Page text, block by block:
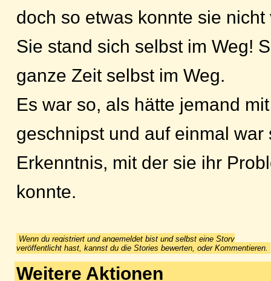
doch so etwas konnte sie
Sie stand sich selbst im Weg!
ganze Zeit selbst im Weg.
Es war so, als hätte jemand
geschnipst und auf einmal war
Erkenntnis, mit der sie ihr
konnte.
Wenn du registriert und angemeldet bist und selbst eine Story
veröffentlicht hast, kannst du die Stories bewerten, oder Kommentieren.
Weitere Aktionen